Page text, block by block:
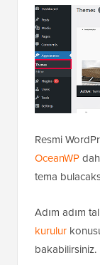
Resmi
OceanWP
tema
Adım adım
kurulur
bakabilirsiniz.